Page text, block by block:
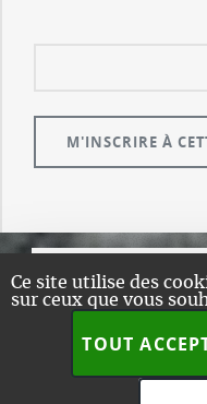
Ce site utilise des
sur ceux que vous
TOUT
©